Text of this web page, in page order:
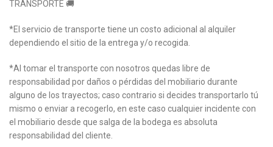
TRANSPORTE 🚚
*El servicio de transporte tiene un costo adicional al alquiler
dependiendo el sitio de la entrega y/o recogida.
*Al tomar el transporte con nosotros quedas libre de
responsabilidad por daños o pérdidas del mobiliario durante
alguno de los trayectos; caso contrario si decides transportarlo tú
mismo o enviar a recogerlo, en este caso cualquier incidente con
el mobiliario desde que salga de la bodega es absoluta
responsabilidad del cliente.